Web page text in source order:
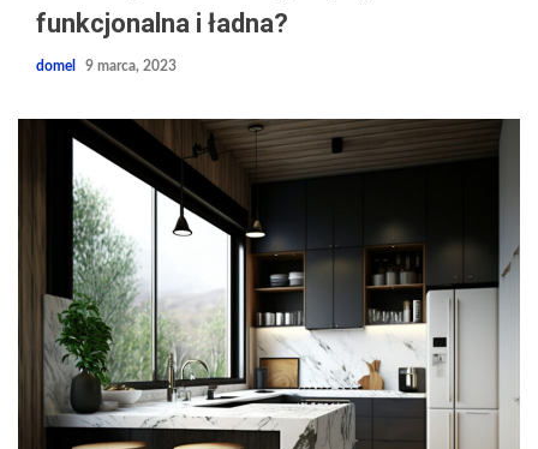
funkcjonalna i ładna?
domel 9 marca, 2023